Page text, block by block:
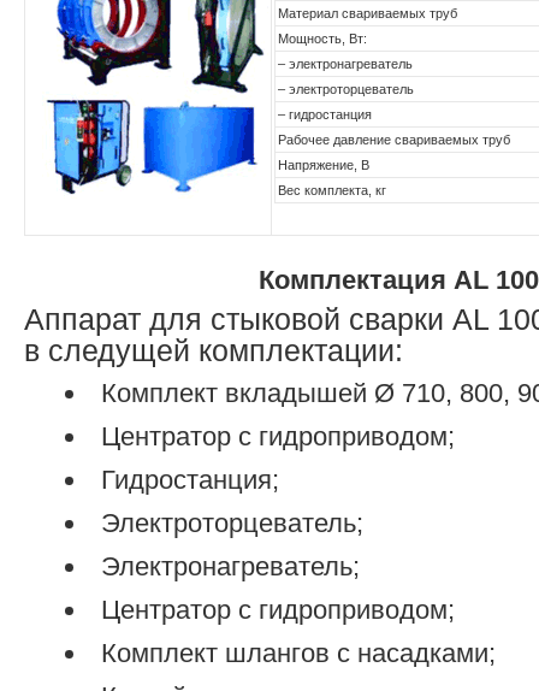
Материал свариваемых труб
Мощность, Вт:
– электронагреватель
– электроторцеватель
– гидростанция
Рабочее давление свариваемых труб
Напряжение, В
Вес комплекта, кг
Комплектация AL
Аппарат для стыковой сварки AL
в следущей комплектации:
Комплект вкладышей Ø 710, 800,
Центратор с гидроприводом;
Гидростанция;
Электроторцеватель;
Электронагреватель;
Центратор с гидроприводом;
Комплект шлангов с насадками;